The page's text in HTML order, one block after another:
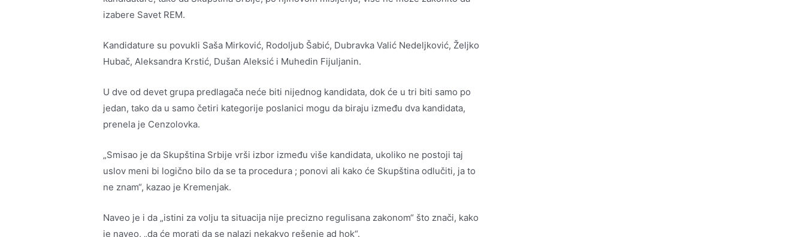
izabere Savet REM.
Kandidature su povukli Saša Mirković, Rodoljub Šabić, Dubravka Valić Nedeljković, Željko
Hubač, Aleksandra Krstić, Dušan Aleksić i Muhedin Fijuljanin.
U dve od devet grupa predlagača neće biti nijednog kandidata, dok će u tri biti samo po
jedan, tako da u samo četiri kategorije poslanici mogu da biraju između dva kandidata,
prenela je Cenzolovka.
„Smisao je da Skupština Srbije vrši izbor između više kandidata, ukoliko ne postoji taj
uslov meni bi logično bilo da se ta procedura ; ponovi ali kako će Skupština odlučiti, ja to
ne znam“, kazao je Kremenjak.
Naveo je i da „istini za volju ta situacija nije precizno regulisana zakonom“ što znači, kako
je naveo, „da će morati da se nalazi nekakvo rešenje ad hok“.